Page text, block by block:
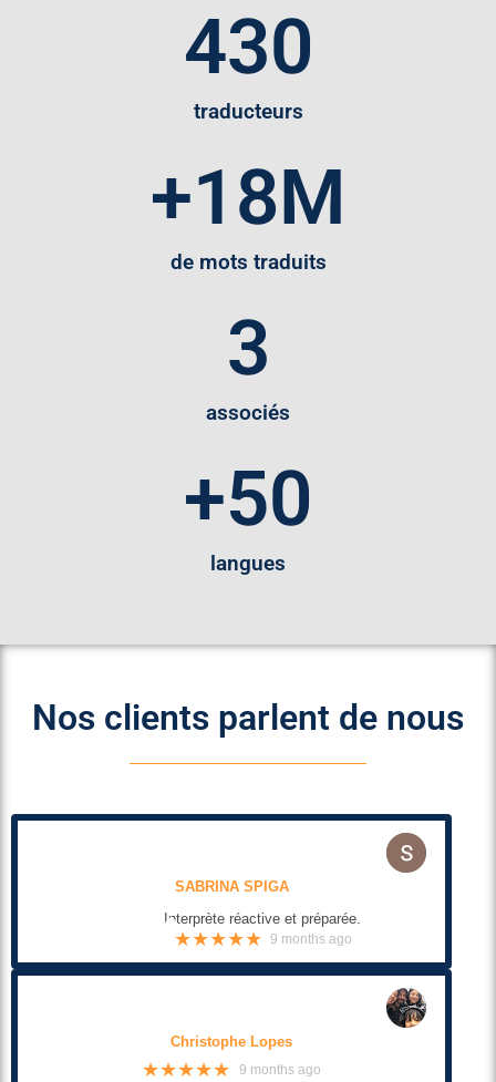
traducteurs
430
de mots traduits
+18M
associés
3
langues
+50
Nos clients parlent de nous
SABRINA SPIGA
Interprète réactive et préparée.
★★★★★ 9 months ago
Christophe Lopes
★★★★★ 9 months ago